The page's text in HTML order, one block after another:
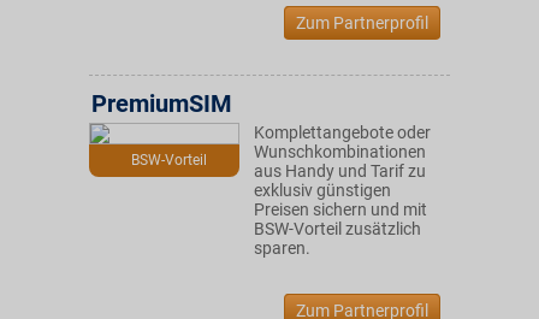
Zum Partnerprofil
BSW-Vorteil
PremiumSIM
Komplettangebote oder
Wunschkombinationen
aus Handy und Tarif zu
exklusiv günstigen
Preisen sichern und mit
BSW-Vorteil zusätzlich
sparen.
Zum Partnerprofil